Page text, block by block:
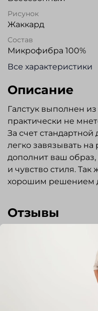
Рисунок
Жаккард
Состав
Микрофибра 100%
Все характеристики
Описание
Галстук выполнен
практически не
За счет
легко завязывать на
дополнит ваш
и чувство стиля. Так
хорошим решением
Отзывы
Отзывов еще никто